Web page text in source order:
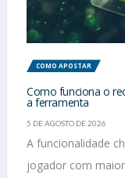
COMO APOSTAR
Como funciona o
a ferramenta
5 DE AGOSTO DE 2026
A funcionalidade
jogador com